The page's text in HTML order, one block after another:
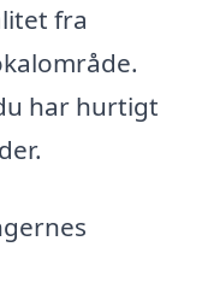
fra
har hurtigt